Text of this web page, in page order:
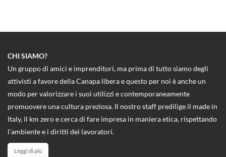
CHI SIAMO?
Un gruppo di amici e imprenditori, ma prima di tutto siamo degli
attivisti a favore della Canapa libera e questo per noi è anche un
modo per valorizzare i suoi utilizzi e contemporaneamente
promuovere una cultura preziosa. Il nostro staff predilige il made in
Italy, il km zero e cerca di fare impresa in maniera etica, rispettando
l'ambiente e i diritti dei lavoratori.
Leggi di più